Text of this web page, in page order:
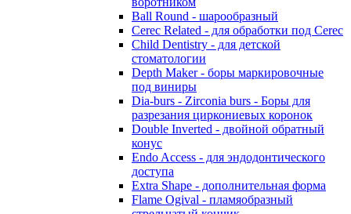
Ball Round - шарообразный
Cerec Related - для обработки под Cerec
Child Dentistry - для детской
стоматологии
Depth Maker - боры маркировочные
под виниры
Dia-burs - Zirconia burs - Боры для
разрезания циркониевых коронок
Double Inverted - двойной обратный
конус
Endo Access - для эндодонтического
доступа
Extra Shape - дополнительная форма
Flame Ogival - пламяобразный